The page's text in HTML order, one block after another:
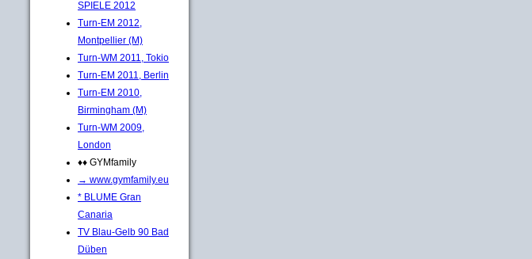
SPIELE 2012
Turn-EM 2012,
Montpellier (M)
Turn-WM 2011, Tokio
Turn-EM 2011, Berlin
Turn-EM 2010,
Birmingham (M)
Turn-WM 2009,
London
♦♦ GYMfamily
→ www.gymfamily.eu
* BLUME Gran
Canaria
TV Blau-Gelb 90 Bad
Düben